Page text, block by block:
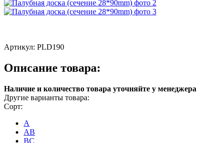
Артикул: PLD190
Описание товара:
Наличие и количество товара уточняйте у менеджера
Другие варианты товара:
Сорт:
A
AB
ВС